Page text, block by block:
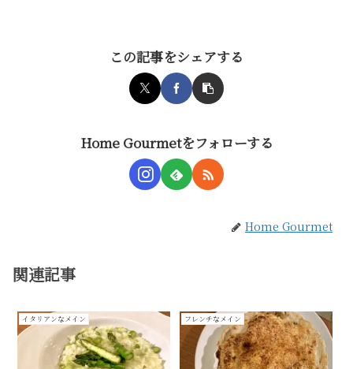
この記事をシェアする
Home Gourmetをフォローする
Home Gourmet
関連記事
イタリアンなメイン フレンチなメイン